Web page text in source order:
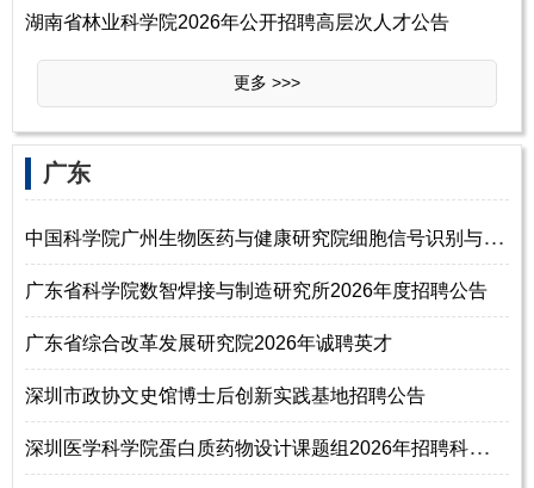
湖南省林业科学院2026年公开招聘高层次人才公告
更多 >>>
‌‌广东
中
国科学院广州生物医药与健康研究院细胞信号识别与药物调控研究组2026年招
广东省科学院数智焊接与制造研究所2026年度招聘公告
广东省综合改革发展研究院2026年诚聘英才
深圳市政协文史馆博士后创新实践基地招聘公告
深
圳医学科学院蛋白质药物设计课题组2026年招聘科研人员